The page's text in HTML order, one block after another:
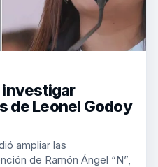
investigar
de Leonel Godoy
ampliar las
de Ramón Ángel “N”,